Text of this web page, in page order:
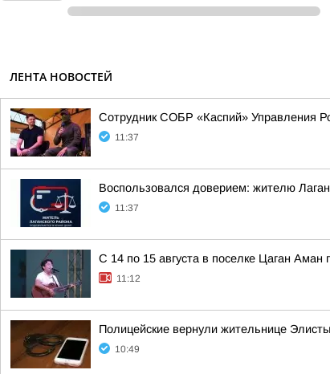
ЛЕНТА НОВОСТЕЙ
Сотрудник СОБР «Каспий» Управления
11:37
Воспользовался доверием: жителю
11:37
С 14 по 15 августа в поселке Цаган Аман
11:12
Полицейские вернули жительнице
10:49